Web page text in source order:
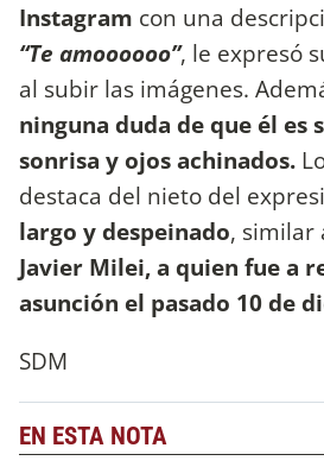
Instagram con una
“Te amoooooo”, le expresó
al subir las imágenes.
ninguna duda de que él es
sonrisa y ojos achinados.
destaca del nieto del
largo y despeinado, similar
Javier Milei, a quien fue a
asunción el pasado 10 de
SDM
EN ESTA NOTA